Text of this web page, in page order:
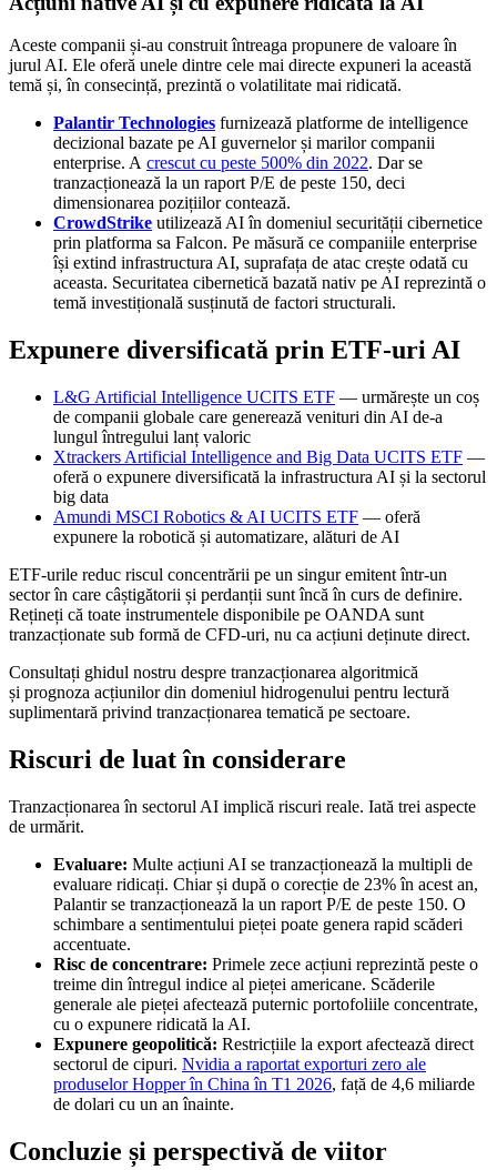
Aceste companii și-au construit întreaga propunere de valoare în
jurul AI. Ele oferă unele dintre cele mai directe expuneri la această
temă și, în consecință, prezintă o volatilitate mai ridicată.
Palantir Technologies furnizează platforme de intelligence
decizional bazate pe AI guvernelor și marilor companii
enterprise. A crescut cu peste 500% din 2022. Dar se
tranzacționează la un raport P/E de peste 150, deci
dimensionarea pozițiilor contează.
CrowdStrike utilizează AI în domeniul securității cibernetice
prin platforma sa Falcon. Pe măsură ce companiile enterprise
își extind infrastructura AI, suprafața de atac crește odată cu
aceasta. Securitatea cibernetică bazată nativ pe AI reprezintă o
temă investițională susținută de factori structurali.
Expunere diversificată prin ETF-uri AI
L&G Artificial Intelligence UCITS ETF — urmărește un coș
de companii globale care generează venituri din AI de-a
lungul întregului lanț valoric
Xtrackers Artificial Intelligence and Big Data UCITS ETF —
oferă o expunere diversificată la infrastructura AI și la sectorul
big data
Amundi MSCI Robotics & AI UCITS ETF — oferă
expunere la robotică și automatizare, alături de AI
ETF-urile reduc riscul concentrării pe un singur emitent într-un
sector în care câștigătorii și perdanții sunt încă în curs de definire.
Rețineți că toate instrumentele disponibile pe OANDA sunt
tranzacționate sub formă de CFD-uri, nu ca acțiuni deținute direct.
Consultați ghidul nostru despre tranzacționarea algoritmică
și prognoza acțiunilor din domeniul hidrogenului pentru lectură
suplimentară privind tranzacționarea tematică pe sectoare.
Riscuri de luat în considerare
Tranzacționarea în sectorul AI implică riscuri reale. Iată trei aspecte
de urmărit.
Evaluare: Multe acțiuni AI se tranzacționează la multipli de
evaluare ridicați. Chiar și după o corecție de 23% în acest an,
Palantir se tranzacționează la un raport P/E de peste 150. O
schimbare a sentimentului pieței poate genera rapid scăderi
accentuate.
Risc de concentrare: Primele zece acțiuni reprezintă peste o
treime din întregul indice al pieței americane. Scăderile
generale ale pieței afectează puternic portofoliile concentrate,
cu o expunere ridicată la AI.
Expunere geopolitică: Restricțiile la export afectează direct
sectorul de cipuri. Nvidia a raportat exporturi zero ale
produselor Hopper în China în T1 2026, față de 4,6 miliarde
de dolari cu un an înainte.
Concluzie și perspectivă de viitor